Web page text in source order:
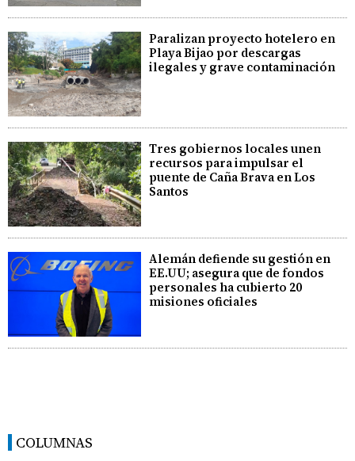
Paralizan proyecto hotelero en
Playa Bijao por descargas
ilegales y grave contaminación
Tres gobiernos locales unen
recursos para impulsar el
puente de Caña Brava en Los
Santos
Alemán defiende su gestión en
EE.UU; asegura que de fondos
personales ha cubierto 20
misiones oficiales
COLUMNAS